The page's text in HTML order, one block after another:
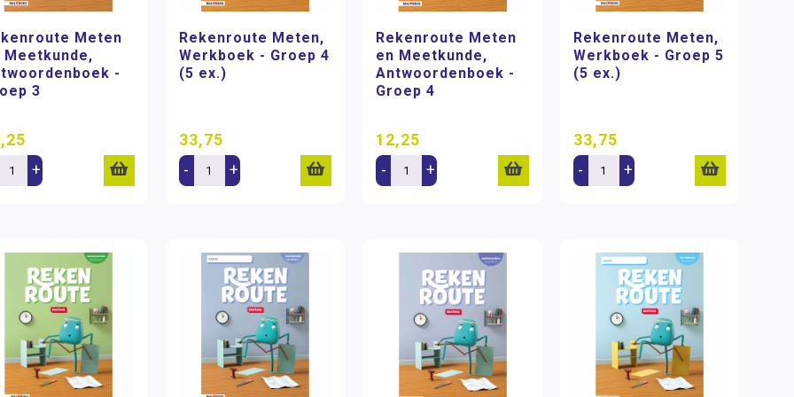
Meten
Meetkunde,
-
3
+
Rekenroute Meten,
Werkboek - Groep 4
(5 ex.)
33,75
- +
Rekenroute Meten
en Meetkunde,
Antwoordenboek -
Groep 4
12,25
- +
Rekenroute Meten,
Werkboek - Groep 5
(5 ex.)
33,75
- +